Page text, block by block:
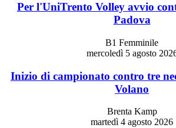
Per l'UniTrento Volley avvio
Padova
B1 Femminile
mercoledì 5 agosto
Inizio di campionato contro tre
Volano
Brenta Kamp
martedì 4 agosto 2026